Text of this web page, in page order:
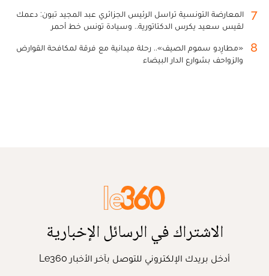
7
المعارضة التونسية تراسل الرئيس الجزائري عبد المجيد تبون: دعمك
لقيس سعيد يكرس الدكتاتورية.. وسيادة تونس خط أحمر
8
«مطارِدو سموم الصيف».. رحلة ميدانية مع فرقة لمكافحة القوارض
والزواحف بشوارع الدار البيضاء
الاشتراك في الرسائل الإخبارية
أدخل بريدك الإلكتروني للتوصل بآخر الأخبار Le360